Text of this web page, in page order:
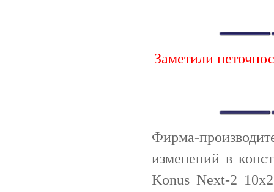
Заметили
Фирма-
изменений в
Konus Next-2